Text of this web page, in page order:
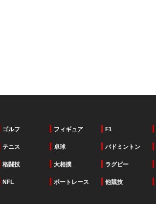
ゴルフ フィギュア F1
テニス 卓球 バドミントン
格闘技 大相撲 ラグビー
NFL ボートレース 他競技